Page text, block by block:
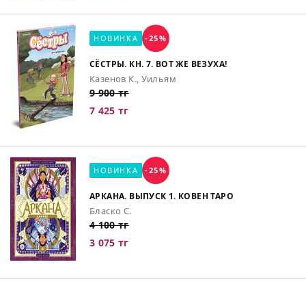
НОВИНКА -25%
СЁСТРЫ. КН. 7. ВОТ ЖЕ ВЕЗУХА!
Казенов К., Уильям
9 900 тг
7 425 тг
НОВИНКА -25%
АРКАНА. ВЫПУСК 1. КОВЕН ТАРО
Бласко С.
4 100 тг
3 075 тг